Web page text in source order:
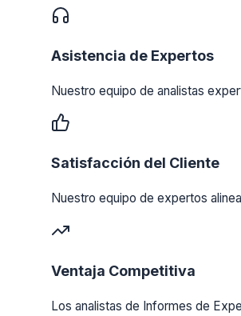
Asistencia de Expertos
Nuestro equipo de analistas
Satisfacción del Cliente
Nuestro equipo de expertos
Ventaja Competitiva
Los analistas de Informes de